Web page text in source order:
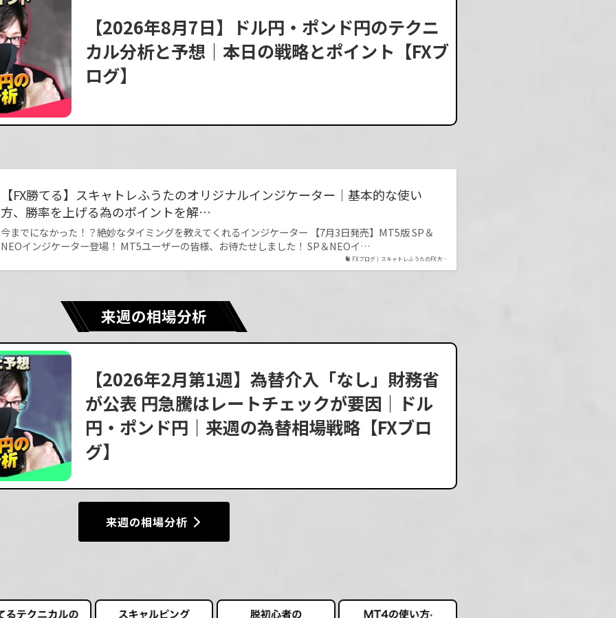
【2026年8月7日】ドル円・ポンド円のテクニ
カル分析と予想｜本日の戦略とポイント【FXブ
ログ】
FXブログ｜スキャトレふうたのFX大…
【FX勝てる】スキャトレふうたのオリジナルインジケーター｜基本的な使い
方、勝率を上げる為のポイントを解…
今までになかった！？絶妙なタイミングを教えてくれるインジケーター 【7月3日発売】MT5版 SP＆
NEOインジケーター登場！ MT5ユーザーの皆様、お待たせしました！ SP＆NEOイ…
来週の相場分析
【2026年2月第1週】為替介入「なし」財務省
が公表 円急騰はレートチェックが要因｜ドル
円・ポンド円｜来週の為替相場戦略【FXブロ
グ】
来週の相場分析